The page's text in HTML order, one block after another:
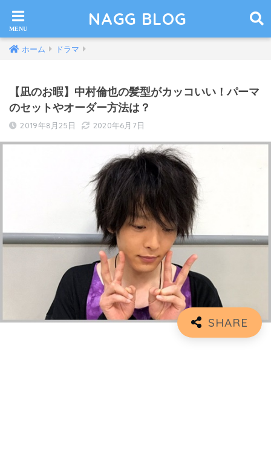
NAGG BLOG
ホーム ドラマ
【凪のお暇】中村倫也の髪型がカッコいい！パーマ
のセットやオーダー方法は？
2019年8月25日 2020年6月7日